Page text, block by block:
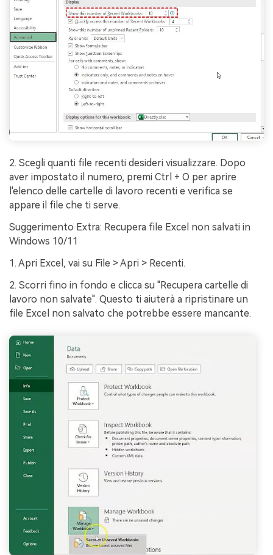
2. Scegli quanti file recenti desideri visualizzare. Dopo
aver impostato il numero, premi Ctrl + O per aprire
l'elenco delle cartelle di lavoro recenti e verifica se
appare il file che ti serve.
Suggerimento Extra: Recupera file Excel non salvati in
Windows 10/11
1. Apri Excel, vai su File > Apri > Recenti.
2. Scorri fino in fondo e clicca su "Recupera cartelle di
lavoro non salvate". Questo ti aiuterà a ripristinare un
file Excel non salvato che potrebbe essere mancante.